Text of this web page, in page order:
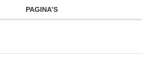
PAGINA’S